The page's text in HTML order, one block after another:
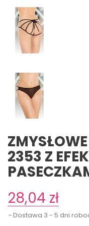
2353 Z
28,04 zł
Dostawa 3 - 5 dni